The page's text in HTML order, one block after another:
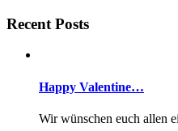
Recent Posts
Happy Valentine…
Wir wünschen euch allen